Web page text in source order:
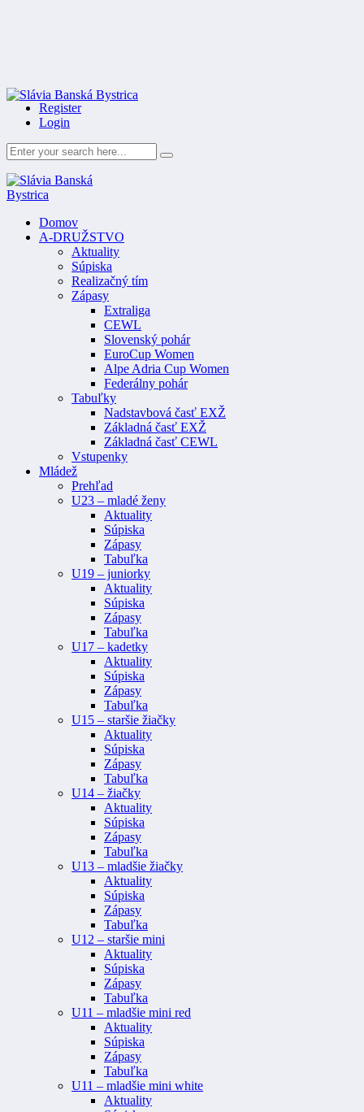
Register
Login
Domov
A-DRUŽSTVO
Aktuality
Súpiska
Realizačný tím
Zápasy
Extraliga
CEWL
Slovenský pohár
EuroCup Women
Alpe Adria Cup Women
Federálny pohár
Tabuľky
Nadstavbová časť EXŽ
Základná časť EXŽ
Základná časť CEWL
Vstupenky
Mládež
Prehľad
U23 – mladé ženy
Aktuality
Súpiska
Zápasy
Tabuľka
U19 – juniorky
Aktuality
Súpiska
Zápasy
Tabuľka
U17 – kadetky
Aktuality
Súpiska
Zápasy
Tabuľka
U15 – staršie žiačky
Aktuality
Súpiska
Zápasy
Tabuľka
U14 – žiačky
Aktuality
Súpiska
Zápasy
Tabuľka
U13 – mladšie žiačky
Aktuality
Súpiska
Zápasy
Tabuľka
U12 – staršie mini
Aktuality
Súpiska
Zápasy
Tabuľka
U11 – mladšie mini red
Aktuality
Súpiska
Zápasy
Tabuľka
U11 – mladšie mini white
Aktuality